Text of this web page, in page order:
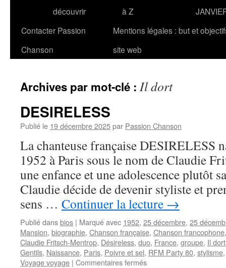
découvrir
à Z
Contacter Passion
Chanson
Mentions légales : but et
site web
Archives par mot-clé : Il dort
DESIRELESS
Publié le 19 décembre 2025par Passion Chanson
La chanteuse française DESIRELESS
1952 à Paris sous le nom de Claudie
une enfance et une adolescence plutôt
Claudie décide de devenir styliste et
sens … Continuer la lecture →
Publié dansbios | Marqué avec 1952, 25 décembre, 25
Mansion, biographie, Chanson française, Chanson francophone
Claudie Fritsch-Mentrop, Désireless, duo, France, groupe, Il dort
Gentils, Naissance, Paris, Poivre et sel, RFM Party 80, stylisme
Voyage voyage | Commentaires ferméssur